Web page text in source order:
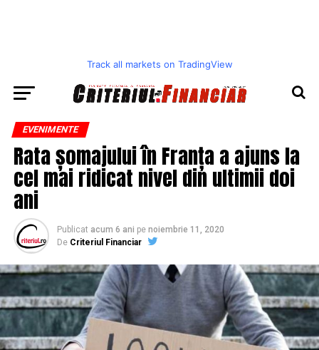
Track all markets on TradingView
EVENIMENTE
Rata șomajului în Franța a ajuns la
cel mai ridicat nivel din ultimii doi
ani
Publicat acum 6 ani pe noiembrie 11, 2020
De Criteriul Financiar